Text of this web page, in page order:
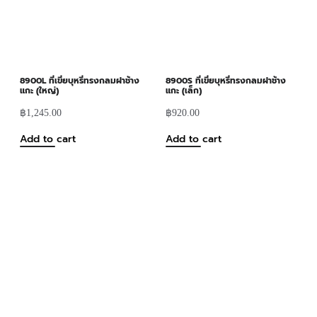
8900L ที่เขี่ยบุหรี่ทรงกลมฝาช้าง
แกะ (ใหญ่)
฿1,245.00
Add to cart
8900S ที่เขี่ยบุหรี่ทรงกลมฝาช้าง
แกะ (เล็ก)
฿920.00
Add to cart